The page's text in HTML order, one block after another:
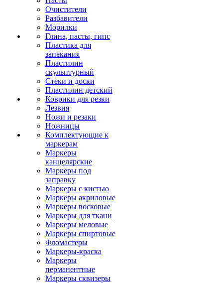
Очистители
Разбавители
Морилки
Глина, пасты, гипс
Пластика для
запекания
Пластилин
скульптурный
Стеки и доски
Пластилин детский
Коврики для резки
Лезвия
Ножи и резаки
Ножницы
Комплектующие к
маркерам
Маркеры
канцелярские
Маркеры под
заправку
Маркеры с кистью
Маркеры акриловые
Маркеры восковые
Маркеры для ткани
Маркеры меловые
Маркеры спиртовые
Фломастеры
Маркеры-краска
Маркеры
перманентные
Маркеры сквизеры